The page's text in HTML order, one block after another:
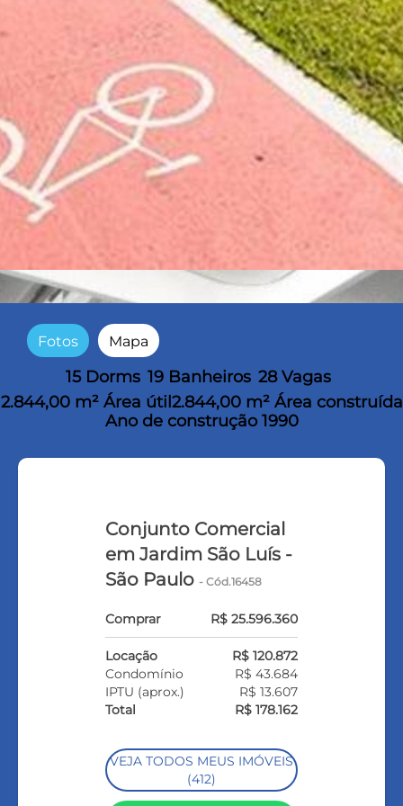
Fotos Mapa
15 Dorms 19 Banheiros 28 Vagas
2.844,00 m² Área útil 2.844,00 m² Área construída
Ano de construção 1990
Conjunto Comercial
em Jardim São Luís -
São Paulo- Cód.16458
Comprar R$ 25.596.360
Locação
R$ 120.872
Condomínio
R$ 43.684
IPTU (aprox.)
R$ 13.607
Total
R$ 178.162
VEJA TODOS MEUS IMÓVEIS
(412)